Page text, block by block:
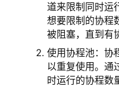
道来限制同时运
想要限制的协程
被阻塞，直到有
使用协程池：协
以重复使用。通
时运行的协程数